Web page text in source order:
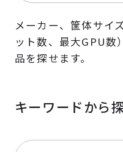
メーカー、筐体サイ
ット数、最大GPU数
品を探せます。
キーワードから